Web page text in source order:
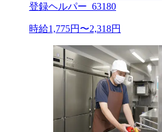
登録ヘルパー_63180
時給1,775円〜2,318円